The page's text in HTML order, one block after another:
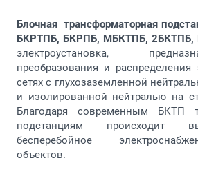
Блочная трансформаторная
БКРТПБ, БКРПБ, МБКТПБ, 2БКТПБ,
электроустановка,
преобразования и
сетях с глухозаземленной
и изолированной нейтралью на
Благодаря современным БКТП
подстанциям происходит
бесперебойное
объектов.